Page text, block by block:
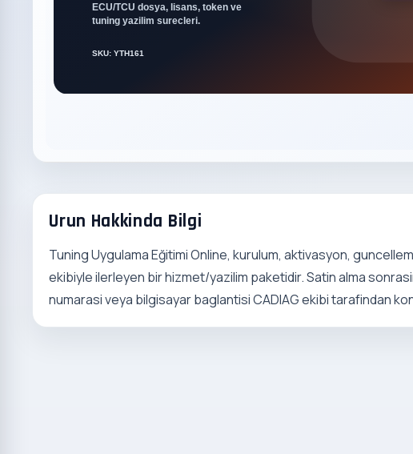
Urun Hakkinda Bilgi
Tuning Uygulama Eğitimi Online, kurulum, aktivasyon,
ekibiyle ilerleyen bir hizmet/yazilim paketidir. Satin alma
numarasi veya bilgisayar baglantisi CADIAG ekibi tarafindan